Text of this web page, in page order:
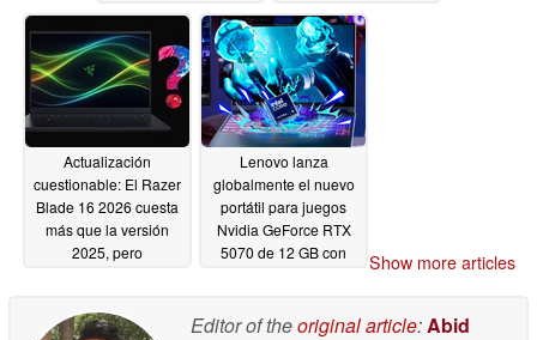
Actualización
cuestionable: El Razer
Blade 16 2026 cuesta
más que la versión
2025, pero
05/21/2026
Lenovo lanza
globalmente el nuevo
portátil para juegos
Nvidia GeForce RTX
5070 de 12 GB con
Show more articles
Editor of theoriginal article:Abid